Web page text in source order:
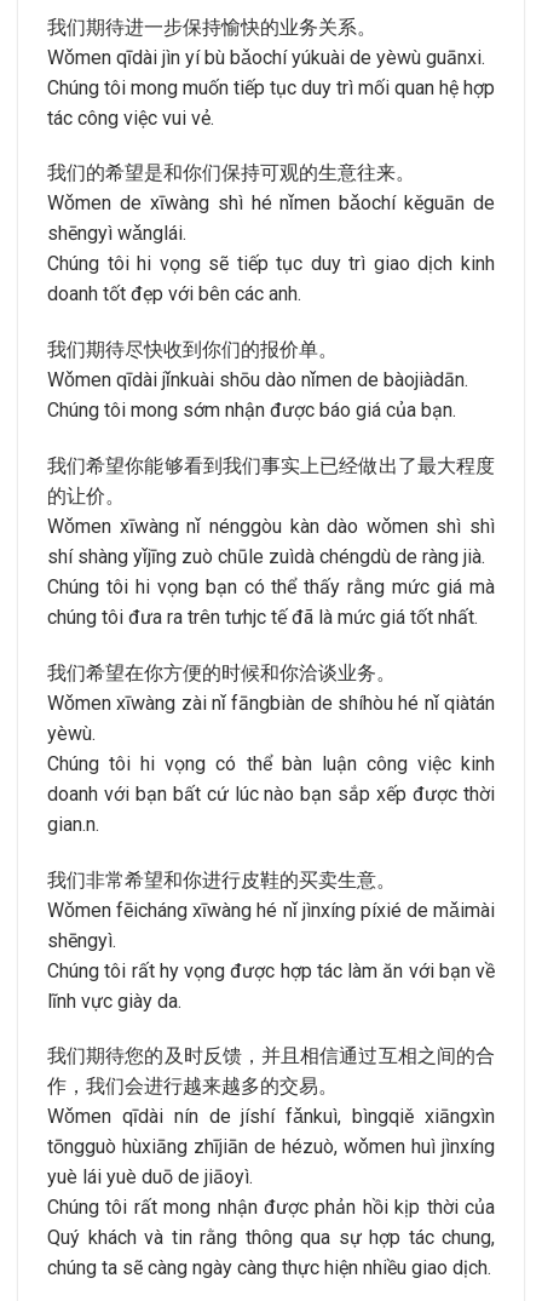
我们期待进一步保持愉快的业务关系。
Wǒmen qīdài jìn yí bù bǎochí yúkuài de yèwù guānxi.
Chúng tôi mong muốn tiếp tục duy trì mối quan hệ hợp
tác công việc vui vẻ.
我们的希望是和你们保持可观的生意往来。
Wǒmen de xīwàng shì hé nǐmen bǎochí kěguān de
shēngyì wǎnglái.
Chúng tôi hi vọng sẽ tiếp tục duy trì giao dịch kinh
doanh tốt đẹp với bên các anh.
我们期待尽快收到你们的报价单。
Wǒmen qīdài jǐnkuài shōu dào nǐmen de bàojiàdān.
Chúng tôi mong sớm nhận được báo giá của bạn.
我们希望你能够看到我们事实上已经做出了最大程度
的让价。
Wǒmen xīwàng nǐ nénggòu kàn dào wǒmen shì shì
shí shàng yǐjīng zuò chūle zuìdà chéngdù de ràng jià.
Chúng tôi hi vọng bạn có thể thấy rằng mức giá mà
chúng tôi đưa ra trên tưhjc tế đã là mức giá tốt nhất.
我们希望在你方便的时候和你洽谈业务。
Wǒmen xīwàng zài nǐ fāngbiàn de shíhòu hé nǐ qiàtán
yèwù.
Chúng tôi hi vọng có thể bàn luận công việc kinh
doanh với bạn bất cứ lúc nào bạn sắp xếp được thời
gian.n.
我们非常希望和你进行皮鞋的买卖生意。
Wǒmen fēicháng xīwàng hé nǐ jìnxíng píxié de mǎimài
shēngyì.
Chúng tôi rất hy vọng được hợp tác làm ăn với bạn về
lĩnh vực giày da.
我们期待您的及时反馈，并且相信通过互相之间的合
作，我们会进行越来越多的交易。
Wǒmen qīdài nín de jíshí fǎnkuì, bìngqiě xiāngxìn
tōngguò hùxiāng zhījiān de hézuò, wǒmen huì jìnxíng
yuè lái yuè duō de jiāoyì.
Chúng tôi rất mong nhận được phản hồi kịp thời của
Quý khách và tin rằng thông qua sự hợp tác chung,
chúng ta sẽ càng ngày càng thực hiện nhiều giao dịch.